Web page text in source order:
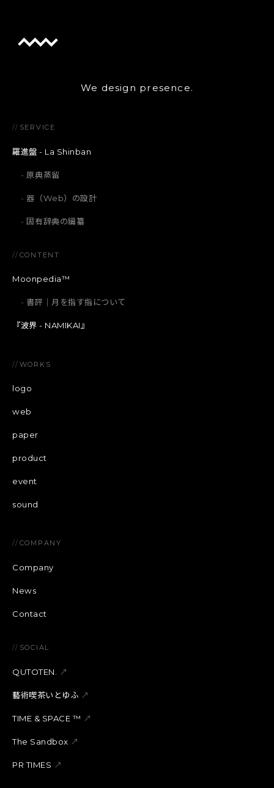
We design presence.
// SERVICE
羅進盤 - La Shinban
原典蒸留
器（Web）の設計
固有辞典の編纂
// CONTENT
Moonpedia™
書評｜月を指す指について
『波界 - NAMIKAI』
// WORKS
logo
web
paper
product
event
sound
// COMPANY
Company
News
Contact
// SOCIAL
QUTOTEN. ↗
藝術喫茶いとゆふ ↗
TIME & SPACE ™︎ ↗
The Sandbox ↗
PR TIMES ↗